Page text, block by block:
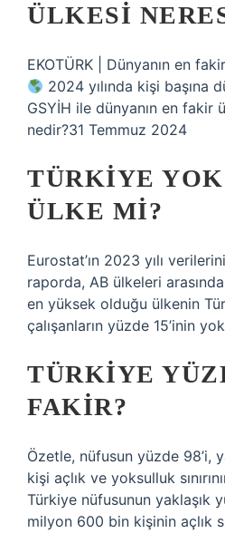
ÜLKESI
EKOTÜRK | Dünyanın en
2024 yılında kişi başına
GSYİH ile dünyanın en fakir
nedir?31 Temmuz 2024
TÜRKIYE
ÜLKE MI?
Eurostat’ın 2023 yılı
raporda, AB ülkeleri
en yüksek olduğu ülkenin
çalışanların yüzde 15’inin
TÜRKIYE
FAKIR?
Özetle, nüfusun yüzde 98’i,
kişi açlık ve yoksulluk
Türkiye nüfusunun yaklaşık
milyon 600 bin kişinin açlık